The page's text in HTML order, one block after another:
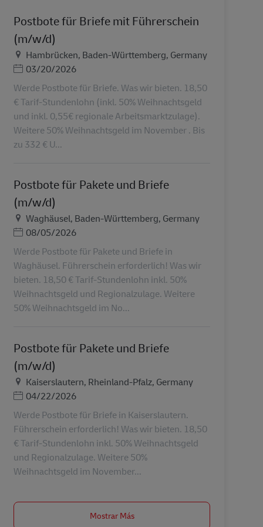
Postbote für Briefe mit Führerschein
(m/w/d)
Ubicación
Hambrücken, Baden-Württemberg, Germany
Posted Date
03/20/2026
Werde Postbote für Briefe. Was wir bieten. 18,50
€ Tarif-Stundenlohn (inkl. 50% Weihnachtsgeld
und inkl. 0,55€ regionale Arbeitsmarktzulage).
Weitere 50% Weihnachtsgeld im November . Bis
zu 332 € U...
Postbote für Pakete und Briefe
(m/w/d)
Ubicación
Waghäusel, Baden-Württemberg, Germany
Posted Date
08/05/2026
Werde Postbote für Pakete und Briefe in
Waghäusel. Führerschein erforderlich! Was wir
bieten. 18,50 € Tarif-Stundenlohn inkl. 50%
Weihnachtsgeld und Regionalzulage. Weitere
50% Weihnachtsgeld im No...
Postbote für Pakete und Briefe
(m/w/d)
Ubicación
Kaiserslautern, Rheinland-Pfalz, Germany
Posted Date
04/22/2026
Werde Postbote für Briefe in Kaiserslautern.
Führerschein erforderlich! Was wir bieten. 18,50
€ Tarif-Stundenlohn inkl. 50% Weihnachtsgeld
und Regionalzulage. Weitere 50%
Weihnachtsgeld im November...
Mostrar Más